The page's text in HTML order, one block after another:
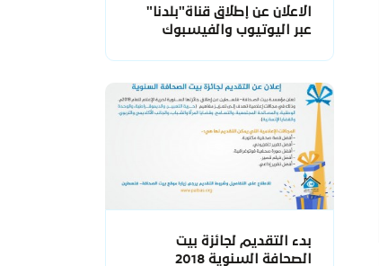
الاعلان عن إطلاق قناة"بلدنا"
عبر اليوتيوب والفيسبوك
بدء التقديم لجائزة بيت
الصحافة السنوية 2018